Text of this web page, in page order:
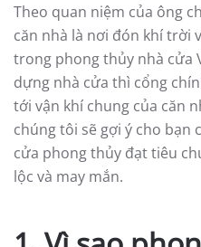
Theo quan niệm của ông
căn nhà là nơi đón khí trời
trong phong thủy nhà cửa
dựng nhà cửa thì cổng
tới vận khí chung của căn
chúng tôi sẽ gợi ý cho bạn
cửa phong thủy đạt tiêu
lộc và may mắn.